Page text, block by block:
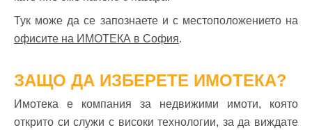
Тук може да се запознаете и с местоположението на
офисите на ИМОТЕКА в София.
ЗАЩО ДА ИЗБЕРЕТЕ ИМОТЕКА?
Имотека е компания за недвижими имоти, която
открито си служи с високи технологии, за да виждате